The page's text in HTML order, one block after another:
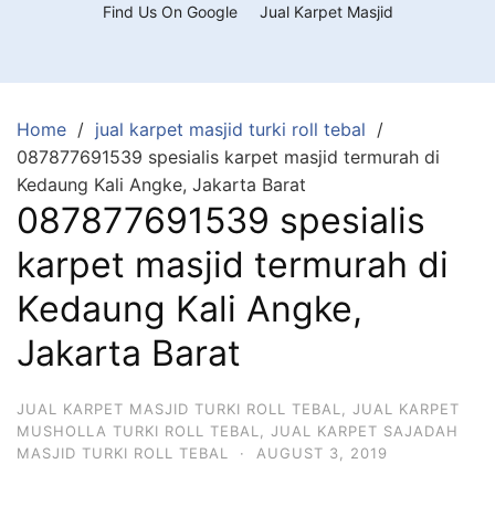
Find Us On Google Jual Karpet Masjid
Home
jual karpet masjid turki roll tebal
087877691539 spesialis karpet masjid termurah di
Kedaung Kali Angke, Jakarta Barat
087877691539 spesialis
karpet masjid termurah di
Kedaung Kali Angke,
Jakarta Barat
JUAL KARPET MASJID TURKI ROLL TEBAL
JUAL KARPET
MUSHOLLA TURKI ROLL TEBAL
JUAL KARPET SAJADAH
MASJID TURKI ROLL TEBAL
· AUGUST 3, 2019